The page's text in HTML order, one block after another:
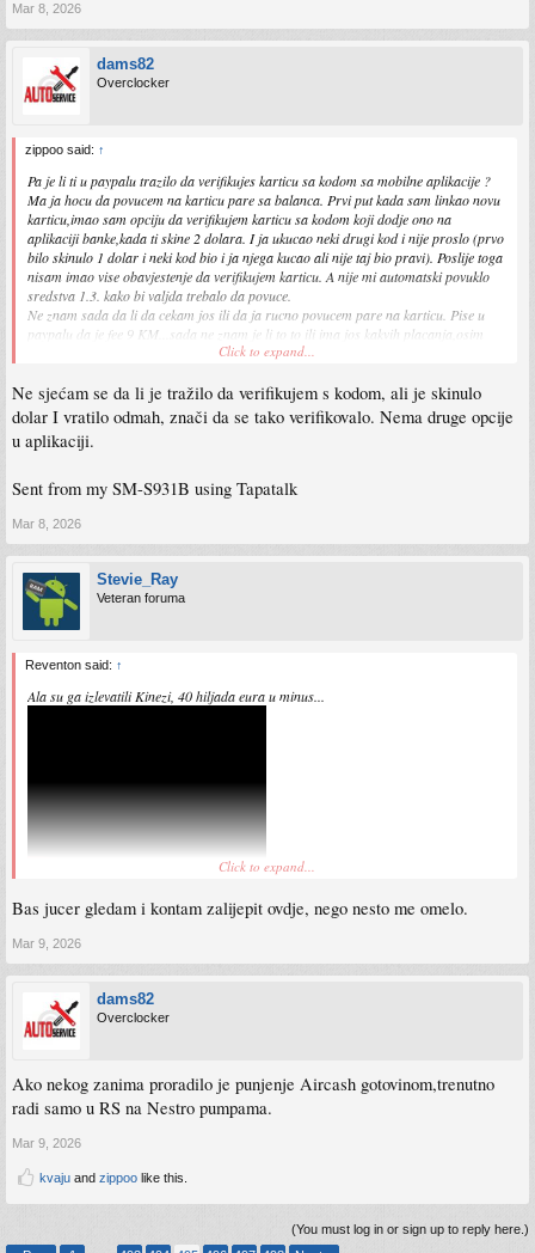
Mar 8, 2026
dams82
Overclocker
zippoo said: ↑
Pa je li ti u paypalu trazilo da verifikujes karticu sa kodom sa mobilne aplikacije ?
Ma ja hocu da povucem na karticu pare sa balanca. Prvi put kada sam linkao novu
karticu,imao sam opciju da verifikujem karticu sa kodom koji dodje ono na
aplikaciji banke,kada ti skine 2 dolara. I ja ukucao neki drugi kod i nije proslo (prvo
bilo skinulo 1 dolar i neki kod bio i ja njega kucao ali nije taj bio pravi). Poslije toga
nisam imao vise obavjestenje da verifikujem karticu. A nije mi automatski povuklo
sredstva 1.3. kako bi valjda trebalo da povuce.
Ne znam sada da li da cekam jos ili da ja rucno povucem pare na karticu. Pise u
paypalu da je fee 9 KM...sada ne znam je li to to ili ima jos kakvih placanja,osim
Click to expand...
Ne sjećam se da li je tražilo da verifikujem s kodom, ali je skinulo
dolar I vratilo odmah, znači da se tako verifikovalo. Nema druge opcije
u aplikaciji.
Sent from my SM-S931B using Tapatalk
Mar 8, 2026
Stevie_Ray
Veteran foruma
Reventon said: ↑
Ala su ga izlevatili Kinezi, 40 hiljada eura u minus...
Click to expand...
Bas jucer gledam i kontam zalijepit ovdje, nego nesto me omelo.
Mar 9, 2026
dams82
Overclocker
Ako nekog zanima proradilo je punjenje Aircash gotovinom,trenutno
radi samo u RS na Nestro pumpama.
Mar 9, 2026
kvaju and zippoo like this.
(You must log in or sign up to reply here.)